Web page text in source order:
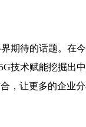
待的话题。在今
技术赋能挖掘出
，让更多的企业